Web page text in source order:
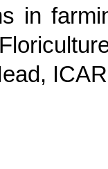
in